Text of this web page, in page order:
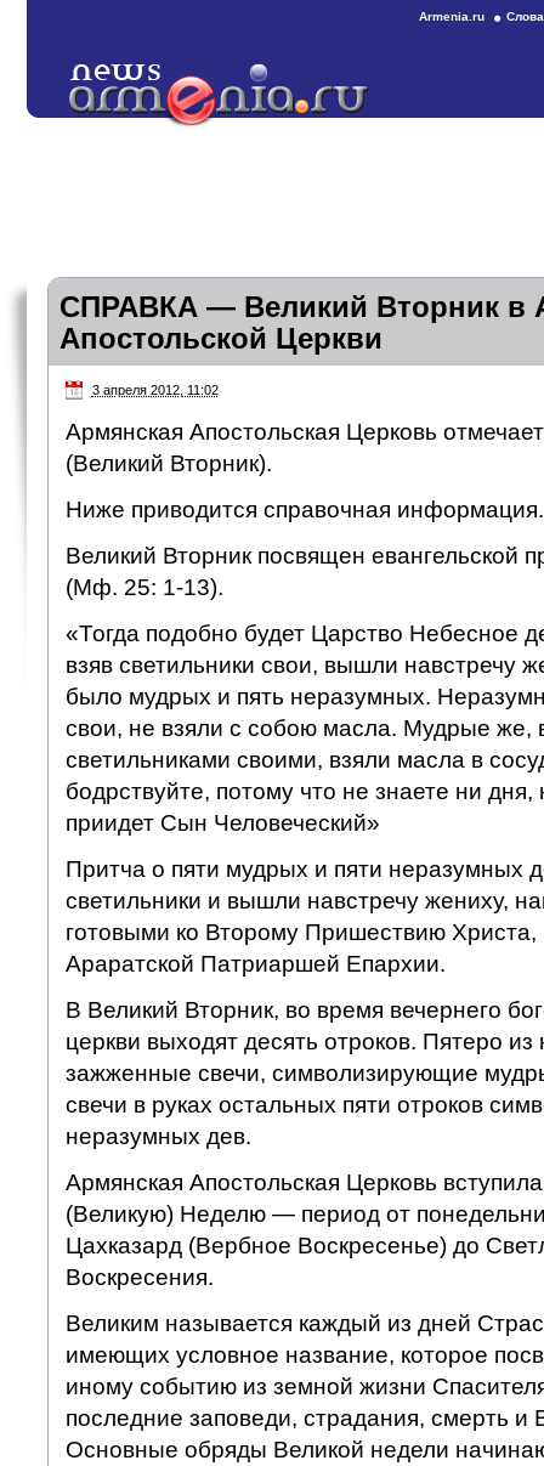
Armenia.ru
СПРАВКА — Великий Вторник в
Апостольской Церкви
3 апреля 2012, 11:02
Армянская Апостольская Церковь
(Великий Вторник).
Ниже приводится справочная информация.
Великий Вторник посвящен евангельской
(Мф. 25: 1-13).
«Тогда подобно будет Царство Небесное
взяв светильники свои, вышли навстречу
было мудрых и пять неразумных.
свои, не взяли с собою масла. Мудрые же,
светильниками своими, взяли масла в
бодрствуйте, потому что не знаете ни
приидет Сын Человеческий»
Притча о пяти мудрых и пяти неразумных
светильники и вышли навстречу жениху,
готовыми ко Второму Пришествию Христа,
Араратской Патриаршей Епархии.
В Великий Вторник, во время вечернего
церкви выходят десять отроков. Пятеро из
зажженные свечи, символизирующие
свечи в руках остальных пяти отроков
неразумных дев.
Армянская Апостольская Церковь
(Великую) Неделю — период от
Цахказард (Вербное Воскресенье) до
Воскресения.
Великим называется каждый из дней
имеющих условное название, которое
иному событию из земной жизни
последние заповеди, страдания, смерть и
Основные обряды Великой недели